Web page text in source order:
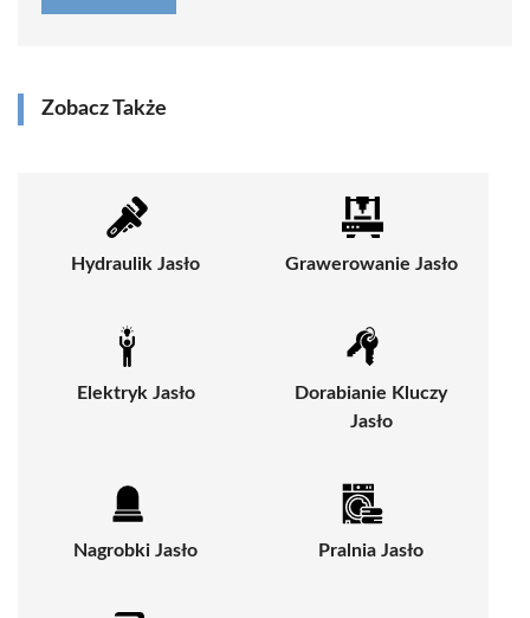
Zobacz Także
Hydraulik Jasło Grawerowanie Jasło
Elektryk Jasło
Dorabianie Kluczy
Jasło
Nagrobki Jasło Pralnia Jasło